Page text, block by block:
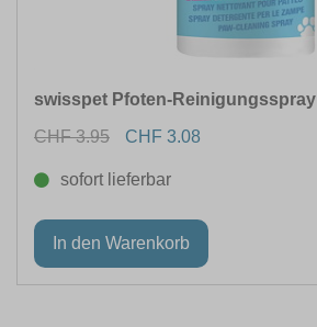
swisspet Pfoten-Reinigungsspray
CHF 3.95
CHF 3.08
sofort lieferbar